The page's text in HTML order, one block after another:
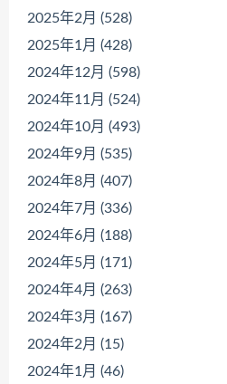
2025年2月 (528)
2025年1月 (428)
2024年12月 (598)
2024年11月 (524)
2024年10月 (493)
2024年9月 (535)
2024年8月 (407)
2024年7月 (336)
2024年6月 (188)
2024年5月 (171)
2024年4月 (263)
2024年3月 (167)
2024年2月 (15)
2024年1月 (46)